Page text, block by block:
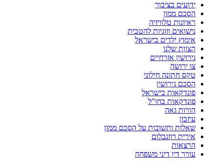
ידועים בציבור
הסכם ממון
ראיונות טלוויזיה
נישואים וזוגיות להטבית
אימוץ ילדים בישראל
הצוות שלנו
גירושין אזרחיים
צו ירושה
טקס חתונה חילוני
הסכם גירושין
פונדקאות בישראל
פונדקאות בחו"ל
הורות גאה
עיזבון
שאלות ותשובות על הסכם ממון
אירית רוזנבלום
הרצאות
עורך דין דיני משפחה